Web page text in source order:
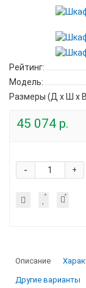
Рейтинг:
Модель:
Размеры (Д x Ш x
45 074 р.
+
-
Описание
Другие варианты